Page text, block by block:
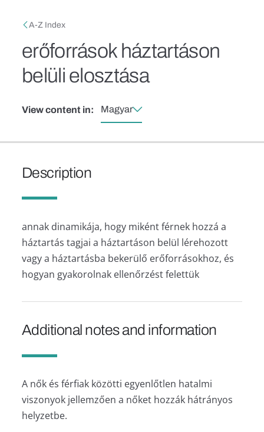
Breadcrumb
A-Z Index
erőforrások háztartáson
belüli elosztása
View content in: Magyar
Description
annak dinamikája, hogy miként férnek hozzá a
háztartás tagjai a háztartáson belül lérehozott
vagy a háztartásba bekerülő erőforrásokhoz, és
hogyan gyakorolnak ellenőrzést felettük
Additional notes and information
A nők és férfiak közötti egyenlőtlen hatalmi
viszonyok jellemzően a nőket hozzák hátrányos
helyzetbe.